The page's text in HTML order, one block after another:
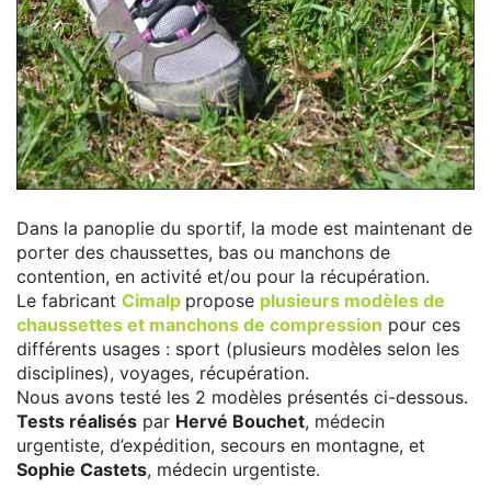
Dans la panoplie du sportif, la mode est maintenant de
porter des chaussettes, bas ou manchons de
contention, en activité et/ou pour la récupération.
Le fabricant Cimalp propose plusieurs modèles de
chaussettes et manchons de compression pour ces
différents usages : sport (plusieurs modèles selon les
disciplines), voyages, récupération.
Nous avons testé les 2 modèles présentés ci-dessous.
Tests réalisés par Hervé Bouchet, médecin
urgentiste, d’expédition, secours en montagne, et
Sophie Castets, médecin urgentiste.